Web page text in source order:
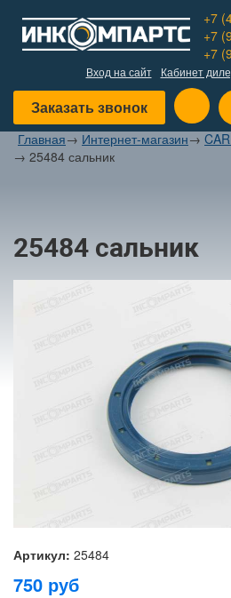
+7
+7
+7
Вход на сайт Кабинет
Заказать звонок
Главная→ Интернет-магазин→
→ 25484 сальник
25484 сальник
Артикул: 25484
750 руб